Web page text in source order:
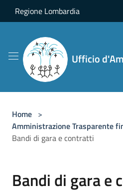
Salta al contenuto principale
Regione Lombardia
Ufficio
Home >
Amministrazione Trasparente
Bandi di gara e contratti
Bandi di gara e